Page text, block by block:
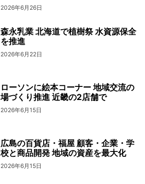
2026年6月26日
森永乳業 北海道で植樹祭 水資源保全
を推進
2026年6月22日
ローソンに絵本コーナー 地域交流の
場づくり推進 近畿の2店舗で
2026年6月15日
広島の百貨店・福屋 顧客・企業・学
校と商品開発 地域の資産を最大化
2026年6月15日